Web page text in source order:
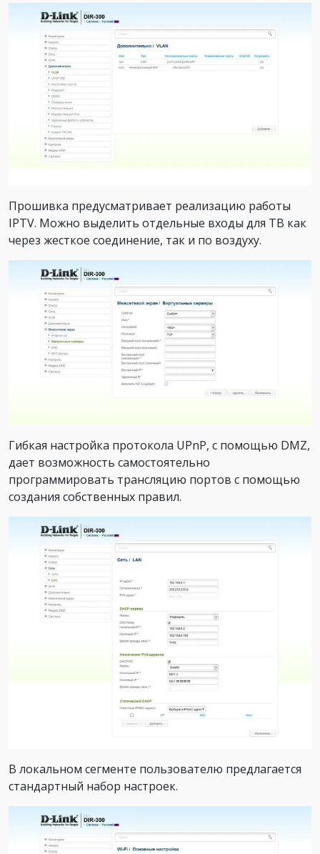
Прошивка предусматривает реализацию работы
IPTV. Можно выделить отдельные входы для ТВ как
через жесткое соединение, так и по воздуху.
Гибкая настройка протокола UPnP, с помощью DMZ,
дает возможность самостоятельно
программировать трансляцию портов с помощью
создания собственных правил.
В локальном сегменте пользователю предлагается
стандартный набор настроек.